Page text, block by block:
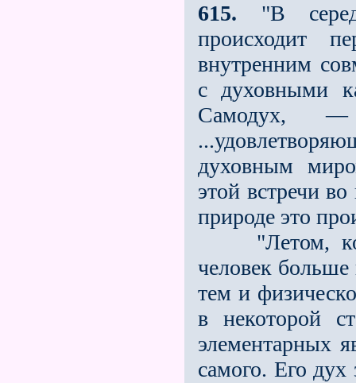
615. "В
происходит
внутренним
с духовными
Самодух, —
духовным
этой встречи
приро­де это
"Летом,
человек больше
тем и
в некоторой
элементарных
самого. Его